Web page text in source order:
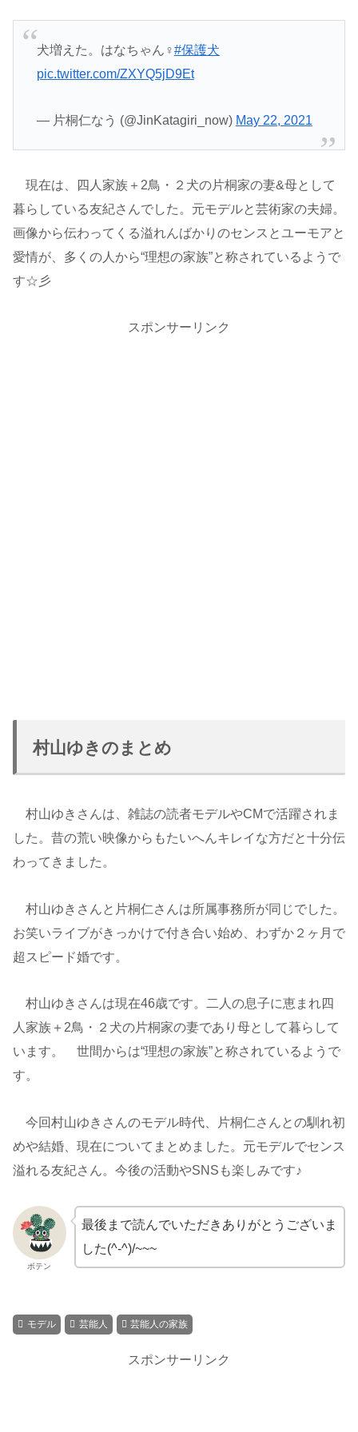
犬増えた。はなちゃん♀#保護犬
pic.twitter.com/ZXYQ5jD9Et
— 片桐仁なう (@JinKatagiri_now) May 22, 2021
現在は、四人家族＋2鳥・２犬の片桐家の妻&母として
暮らしている友紀さんでした。元モデルと芸術家の夫婦。
画像から伝わってくる溢れんばかりのセンスとユーモアと
愛情が、多くの人から“理想の家族”と称されているようで
す☆彡
スポンサーリンク
村山ゆきのまとめ
村山ゆきさんは、雑誌の読者モデルやCMで活躍されま
した。昔の荒い映像からもたいへんキレイな方だと十分伝
わってきました。
村山ゆきさんと片桐仁さんは所属事務所が同じでした。
お笑いライブがきっかけで付き合い始め、わずか２ヶ月で
超スピード婚です。
村山ゆきさんは現在46歳です。二人の息子に恵まれ四
人家族＋2鳥・２犬の片桐家の妻であり母として暮らして
います。 世間からは“理想の家族”と称されているようで
す。
今回村山ゆきさんのモデル時代、片桐仁さんとの馴れ初
めや結婚、現在についてまとめました。元モデルでセンス
溢れる友紀さん。今後の活動やSNSも楽しみです♪
ボテン
最後まで読んでいただきありがとうございま
した(^-^)/~~~
モデル 芸能人 芸能人の家族
スポンサーリンク